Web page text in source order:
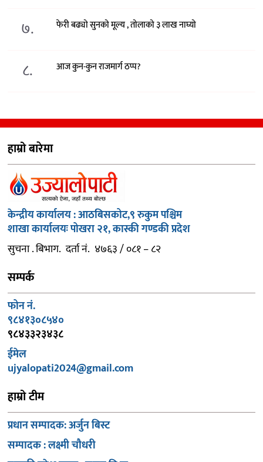
७. फेरी बढ्यो सुनको मूल्य , तोलाको ३ लाख नाघ्यो
८. आज कुन-कुन राजमार्ग ठप्प?
हाम्रो बारेमा
केन्द्रीय कार्यालय : आठबिसकोट,९ रुकुम पश्चिम
शाखा कार्यालयः पोखरा २१, कास्की गण्डकी प्रदेश
सुचना . बिभाग. दर्ता नं. ४७६३ / ०८१ – ८२
सम्पर्क
फोन नं.
९८४१३०८५४०
९८४३३२३४३८
ईमेल
ujyalopati2024@gmail.com
हाम्रो टीम
प्रधान सम्पादक: अर्जुन बिस्ट
सम्पादक : लक्ष्मी चौधरी